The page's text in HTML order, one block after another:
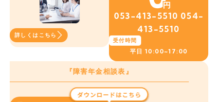
詳しくはこちら
053-413-5510 054-
413-5510
受付時間
平日 10:00~17:00
『障害年金相談表』